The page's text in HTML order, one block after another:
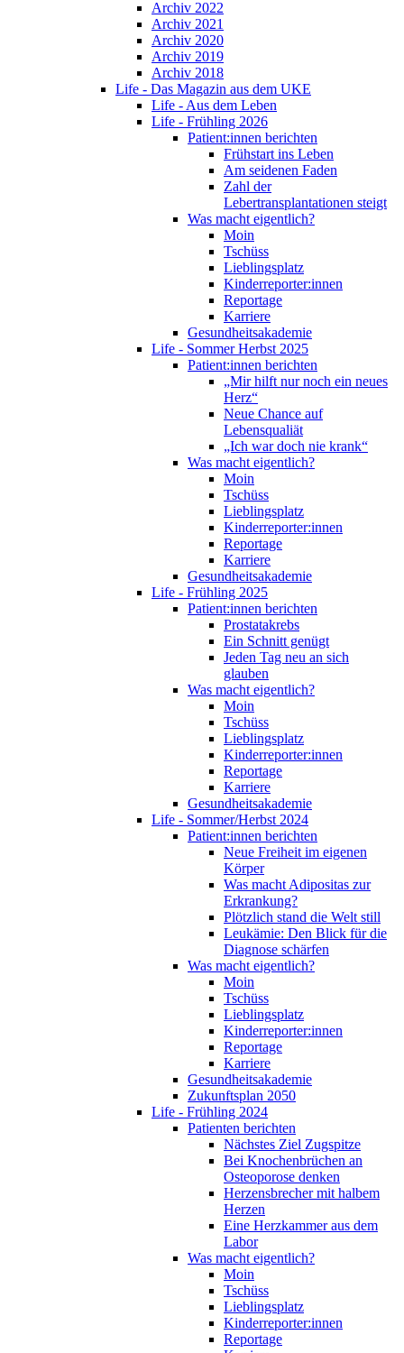
Archiv 2022
Archiv 2021
Archiv 2020
Archiv 2019
Archiv 2018
Life - Das Magazin aus dem UKE
Life - Aus dem Leben
Life - Frühling 2026
Patient:innen berichten
Frühstart ins Leben
Am seidenen Faden
Zahl der
Lebertransplantationen steigt
Was macht eigentlich?
Moin
Tschüss
Lieblingsplatz
Kinderreporter:innen
Reportage
Karriere
Gesundheitsakademie
Life - Sommer Herbst 2025
Patient:innen berichten
„Mir hilft nur noch ein neues
Herz“
Neue Chance auf
Lebensqualiät
„Ich war doch nie krank“
Was macht eigentlich?
Moin
Tschüss
Lieblingsplatz
Kinderreporter:innen
Reportage
Karriere
Gesundheitsakademie
Life - Frühling 2025
Patient:innen berichten
Prostatakrebs
Ein Schnitt genügt
Jeden Tag neu an sich
glauben
Was macht eigentlich?
Moin
Tschüss
Lieblingsplatz
Kinderreporter:innen
Reportage
Karriere
Gesundheitsakademie
Life - Sommer/Herbst 2024
Patient:innen berichten
Neue Freiheit im eigenen
Körper
Was macht Adipositas zur
Erkrankung?
Plötzlich stand die Welt still
Leukämie: Den Blick für die
Diagnose schärfen
Was macht eigentlich?
Moin
Tschüss
Lieblingsplatz
Kinderreporter:innen
Reportage
Karriere
Gesundheitsakademie
Zukunftsplan 2050
Life - Frühling 2024
Patienten berichten
Nächstes Ziel Zugspitze
Bei Knochenbrüchen an
Osteoporose denken
Herzensbrecher mit halbem
Herzen
Eine Herzkammer aus dem
Labor
Was macht eigentlich?
Moin
Tschüss
Lieblingsplatz
Kinderreporter:innen
Reportage